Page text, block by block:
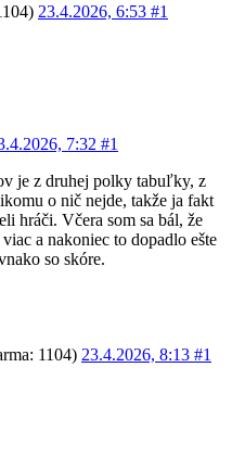
23.4.2026, 6:53 #1
7:32 #1
je z druhej polky tabuľky, z
o nič nejde, takže ja fakt
hráči. Včera som sa bál, že
a nakoniec to dopadlo ešte
so skóre.
1104) 23.4.2026, 8:13 #1